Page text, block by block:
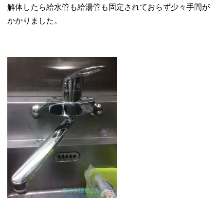
解体したら給水管も給湯管も固定されておらず少々手間が
かかりました。